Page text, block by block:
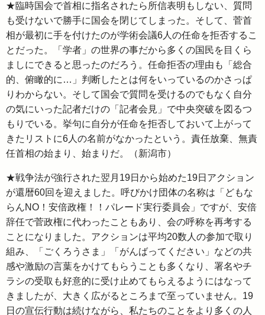
★臨時国会で首相に指名されたら所信表明もしない、質問
も受けないで勝手に国会を閉じてしまった。そして、菅首
相が最初に手を付けたのが学術会議6人の任命を拒否するこ
とだった。「学者」の世界の事だから多くの国民を目くら
ましにできると思ったのだろう。任命拒否の理由も「総合
的、俯瞰的に…」判断したとは何をいっているのかさっぱ
りわからない。そして国会で質問を受けるのでもなく自分
の気にいった記者だけの「記者会見」で中央突破を図るつ
もりでいる。挙句に自分が任命を拒否しておいて上がって
きたリストに6人の名前がなかったという。責任放棄、無責
任首相の始まり、始まりだ。（新潟市）
★戦争法が強行された翌月19日から始めた19日アクション
が還暦60回を迎えました。呼びかけ団体の名称は「どもな
らんNO！安倍政権！！パレード実行委員会」ですが、安倍
辞任で菅政権に代わったこともあり、会の呼称を再考する
ことになりました。アクションは平均20数人の参加で取り
組み、「ごくろうさま」「がんばってください」などの共
感や激励の言葉をかけてもらうことも多くなり、署名やチ
ラシの受取も好意的に受け止めてもらえるようにはなって
きましたが、大きく広がるところまで至っていません。19
日の宣伝行動は続けながら、私たちのことをより多くの人